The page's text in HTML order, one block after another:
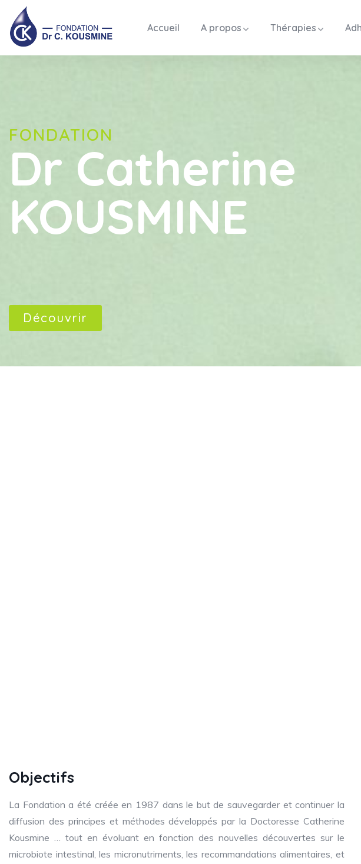
Accueil A propos Thérapies
FONDATION
Dr Catherine
KOUSMINE
Découvrir
Objectifs
La Fondation a été créée en 1987 dans le but de sauvegarder et continuer la
diffusion des principes et méthodes développés par la Doctoresse Catherine
Kousmine … tout en évoluant en fonction des nouvelles découvertes sur le
microbiote intestinal, les micronutriments, les recommandations alimentaires, et